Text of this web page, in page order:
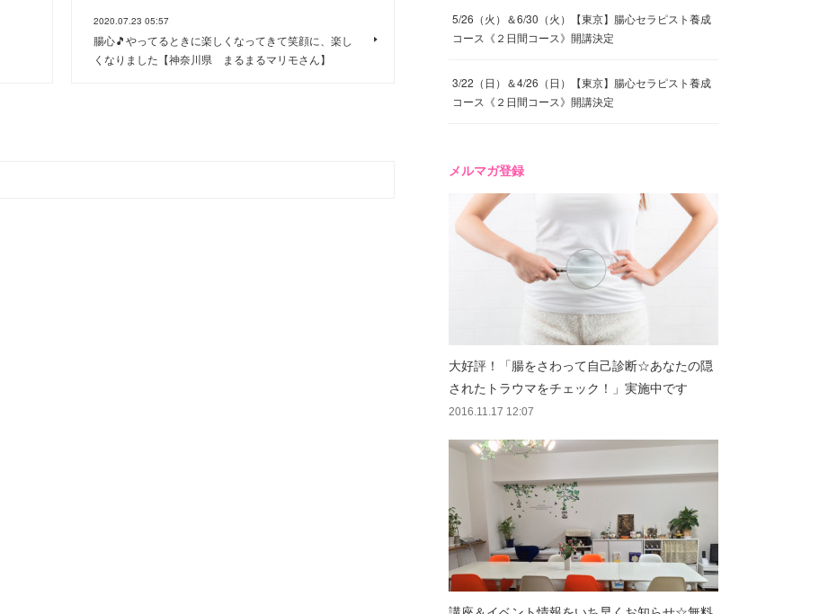
2020.07.23 05:57
腸心🎵やってるときに楽しくなってきて笑顔に、楽し
くなりました【神奈川県 まるまるマリモさん】
5/26（火）＆6/30（火）【東京】腸心セラピスト養成
コース《２日間コース》開講決定
3/22（日）＆4/26（日）【東京】腸心セラピスト養成
コース《２日間コース》開講決定
メルマガ登録
大好評！「腸をさわって自己診断☆あなたの隠
されたトラウマをチェック！」実施中です
2016.11.17 12:07